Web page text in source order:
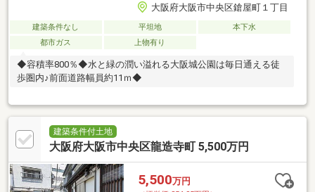
大阪府大阪市中央区鎗屋町１丁目
建築条件なし 平坦地
本下水
都市ガス
上物有り
◆容積率800％◆水と緑の潤い溢れる大阪城公園は毎日通える徒
歩圏内♪前面道路幅員約11ｍ◆
建築条件付土地
大阪府大阪市中央区龍造寺町 5,500万円
5,500万円